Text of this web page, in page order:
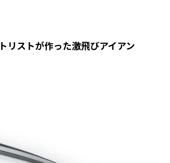
リストが作った激飛びアイアン